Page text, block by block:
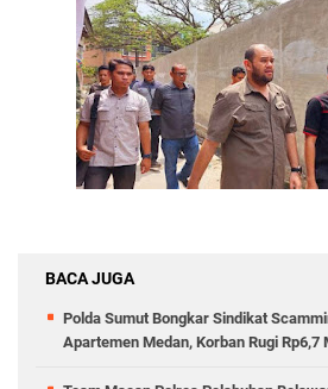
BACA JUGA
Polda Sumut Bongkar Sindikat
Apartemen Medan, Korban Rugi Rp6,7